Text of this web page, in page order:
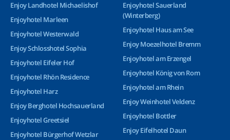
Enjoy Landhotel Michaelishof
Enjoyhotel Marleen
Enjoyhotel Westerwald
Enjoy Schlosshotel Sophia
Enjoyhotel Eifeler Hof
Enjoyhotel Rhön Residence
Enjoyhotel Harz
Enjoy Berghotel Hochsauerland
Enjoyhotel Greetsiel
Enjoyhotel Bürgerhof Wetzlar
Enjoyhotel Sauerland
(Winterberg)
Enjoyhotel Haus am See
Enjoy Moezelhotel Bremm
Enjoyhotel am Erzengel
Enjoyhotel König von Rom
Enjoyhotel am Rhein
Enjoy Weinhotel Veldenz
Enjoyhotel Bottler
Enjoy Eifelhotel Daun